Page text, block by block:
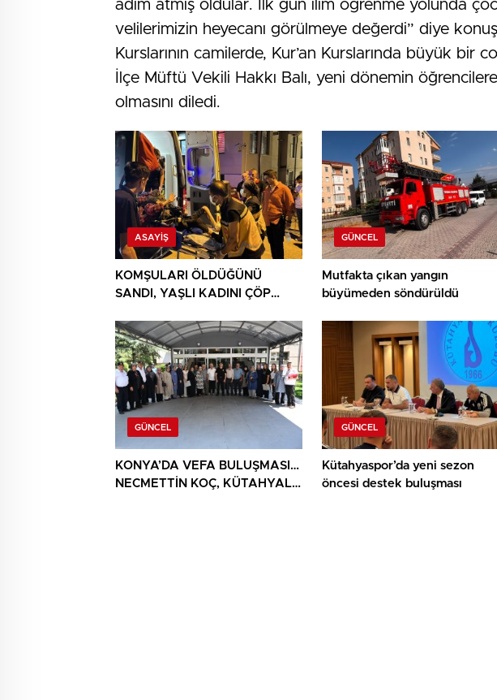
adım atmış oldular. İlk gün ilim öğrenme yolunda
velilerimizin heyecanı görülmeye değerdi” diye
Kurslarının camilerde, Kur’an Kurslarında büyük bir
İlçe Müftü Vekili Hakkı Balı, yeni dönemin
olmasını diledi.
ASAYIŞ
KOMŞULARI ÖLDÜĞÜNÜ
SANDI, YAŞLI KADINI ÇÖP
BULUNDU
GÜNCEL
Mutfakta çıkan yangın
büyümeden söndürüldü
GÜNCEL
KONYA’DA VEFA BULUŞMASI…
NECMETTİN KOÇ, KÜTAHYALI
GÜNCEL
Kütahyaspor’da yeni sezon
öncesi destek buluşması